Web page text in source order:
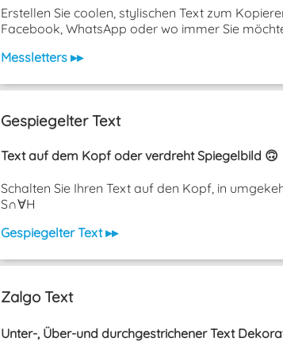
Erstellen Sie coolen, stylischen Text zum
Facebook, WhatsApp oder wo immer Sie
Messletters ▸▸
Gespiegelter Text
Text auf dem Kopf oder verdreht Spiegelbild 🙃
Schalten Sie Ihren Text auf den Kopf, in
S∩∀H
Gespiegelter Text ▸▸
Zalgo Text
Unter-, Über-und durchgestrichener Text